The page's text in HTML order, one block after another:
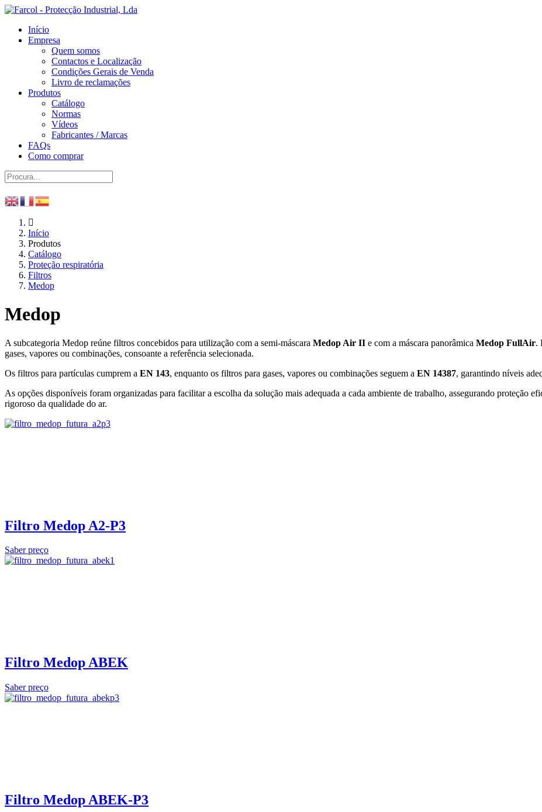
Início
Empresa
Quem somos
Contactos e Localização
Condições Gerais de Venda
Livro de reclamações
Produtos
Catálogo
Normas
Vídeos
Fabricantes / Marcas
FAQs
Como comprar
Início
Produtos
Catálogo
Proteção respiratória
Filtros
Medop
Medop
A subcategoria Medop reúne filtros concebidos para utilização com a semi‑máscara Medop Air II e com a máscara panorâmica Medop FullAir.
gases, vapores ou combinações, consoante a referência selecionada.
Os filtros para partículas cumprem a EN 143, enquanto os filtros para gases, vapores ou combinações seguem a EN 14387, garantindo níveis
As opções disponíveis foram organizadas para facilitar a escolha da solução mais adequada a cada ambiente de trabalho, assegurando proteção
rigoroso da qualidade do ar.
Filtro Medop A2-P3
Saber preço
Filtro Medop ABEK
Saber preço
Filtro Medop ABEK-P3